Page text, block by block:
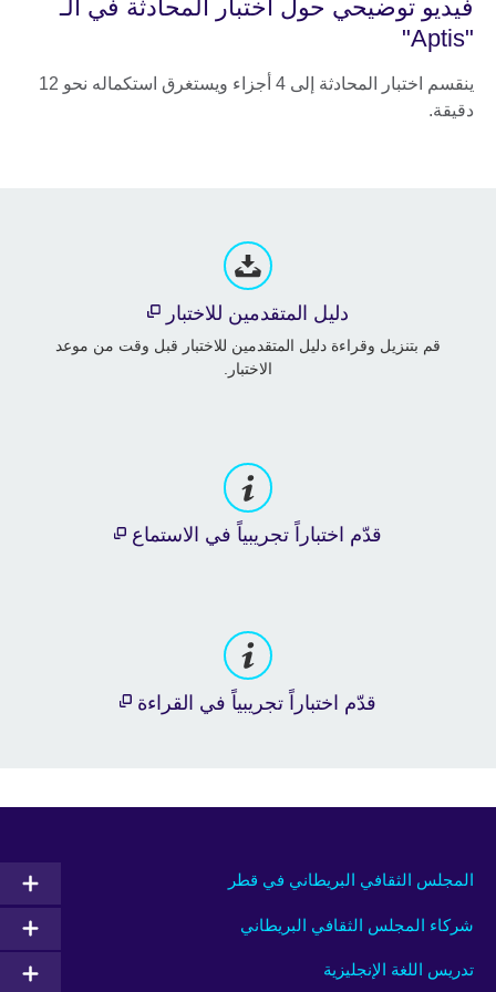
فيديو توضيحي حول اختبار المحادثة في الـ
"Aptis"
ينقسم اختبار المحادثة إلى 4 أجزاء ويستغرق استكماله نحو 12
دقيقة.
دليل المتقدمين للاختبار
قم بتنزيل وقراءة دليل المتقدمين للاختبار قبل وقت من موعد
الاختبار.
قدّم اختباراً تجريبياً في الاستماع
قدّم اختباراً تجريبياً في القراءة
المجلس الثقافي البريطاني في قطر
شركاء المجلس الثقافي البريطاني
تدريس اللغة الإنجليزية